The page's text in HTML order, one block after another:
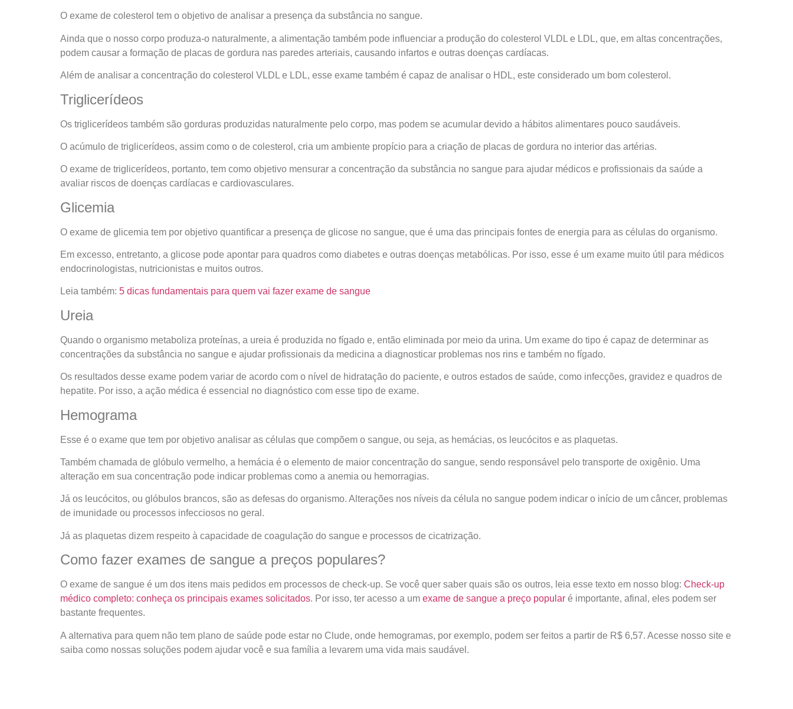
O exame de colesterol tem o objetivo de analisar a presença da substância no sangue.
Ainda que o nosso corpo produza-o naturalmente, a alimentação também pode influenciar a produção do colesterol VLDL e LDL, que, em altas concentrações,
podem causar a formação de placas de gordura nas paredes arteriais, causando infartos e outras doenças cardíacas.
Além de analisar a concentração do colesterol VLDL e LDL, esse exame também é capaz de analisar o HDL, este considerado um bom colesterol.
Triglicerídeos
Os triglicerídeos também são gorduras produzidas naturalmente pelo corpo, mas podem se acumular devido a hábitos alimentares pouco saudáveis.
O acúmulo de triglicerídeos, assim como o de colesterol, cria um ambiente propício para a criação de placas de gordura no interior das artérias.
O exame de triglicerídeos, portanto, tem como objetivo mensurar a concentração da substância no sangue para ajudar médicos e profissionais da saúde a
avaliar riscos de doenças cardíacas e cardiovasculares.
Glicemia
O exame de glicemia tem por objetivo quantificar a presença de glicose no sangue, que é uma das principais fontes de energia para as células do organismo.
Em excesso, entretanto, a glicose pode apontar para quadros como diabetes e outras doenças metabólicas. Por isso, esse é um exame muito útil para médicos
endocrinologistas, nutricionistas e muitos outros.
Leia também: 5 dicas fundamentais para quem vai fazer exame de sangue
Ureia
Quando o organismo metaboliza proteínas, a ureia é produzida no fígado e, então eliminada por meio da urina. Um exame do tipo é capaz de determinar as
concentrações da substância no sangue e ajudar profissionais da medicina a diagnosticar problemas nos rins e também no fígado.
Os resultados desse exame podem variar de acordo com o nível de hidratação do paciente, e outros estados de saúde, como infecções, gravidez e quadros de
hepatite. Por isso, a ação médica é essencial no diagnóstico com esse tipo de exame.
Hemograma
Esse é o exame que tem por objetivo analisar as células que compõem o sangue, ou seja, as hemácias, os leucócitos e as plaquetas.
Também chamada de glóbulo vermelho, a hemácia é o elemento de maior concentração do sangue, sendo responsável pelo transporte de oxigênio. Uma
alteração em sua concentração pode indicar problemas como a anemia ou hemorragias.
Já os leucócitos, ou glóbulos brancos, são as defesas do organismo. Alterações nos níveis da célula no sangue podem indicar o início de um câncer, problemas
de imunidade ou processos infecciosos no geral.
Já as plaquetas dizem respeito à capacidade de coagulação do sangue e processos de cicatrização.
Como fazer exames de sangue a preços populares?
O exame de sangue é um dos itens mais pedidos em processos de check-up. Se você quer saber quais são os outros, leia esse texto em nosso blog: Check-up
médico completo: conheça os principais exames solicitados. Por isso, ter acesso a um exame de sangue a preço popular é importante, afinal, eles podem ser
bastante frequentes.
A alternativa para quem não tem plano de saúde pode estar no Clude, onde hemogramas, por exemplo, podem ser feitos a partir de R$ 6,57. Acesse nosso site e
saiba como nossas soluções podem ajudar você e sua família a levarem uma vida mais saudável.